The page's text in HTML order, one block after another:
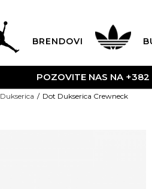
BRENDOVI
POZOVITE NAS NA
Dukserica Dot Dukserica Crewneck